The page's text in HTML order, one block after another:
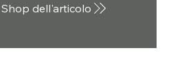
dell'articolo